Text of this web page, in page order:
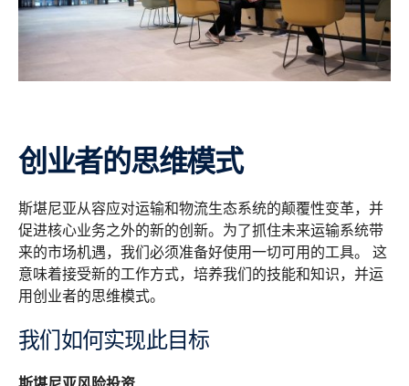
创业者的思维模式
斯堪尼亚从容应对运输和物流生态系统的颠覆性变革，并
促进核心业务之外的新的创新。为了抓住未来运输系统带
来的市场机遇，我们必须准备好使用一切可用的工具。 这
意味着接受新的工作方式，培养我们的技能和知识，并运
用创业者的思维模式。
我们如何实现此目标